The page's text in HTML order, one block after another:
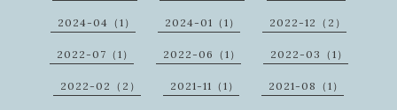
2024-04（1） 2024-01（1） 2022-12（2）
2022-07（1） 2022-06（1） 2022-03（1）
2022-02（2） 2021-11（1） 2021-08（1）